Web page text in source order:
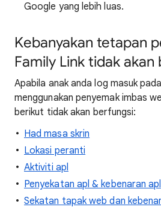
Google yang lebih luas.
Kebanyakan tetapan
Family Link tidak akan
Apabila anak anda log masuk
menggunakan penyemak imbas
berikut tidak akan berfungsi:
Had masa skrin
Lokasi peranti
Aktiviti apl
Penyekatan apl & kebenaran apl
Sekatan tapak web dan